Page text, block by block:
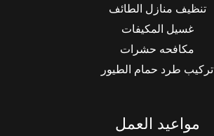
تنظيف منازل الطائف
غسيل المكيفات
مكافحه حشرات
تركيب طرد حمام الطيور
مواعيد العمل